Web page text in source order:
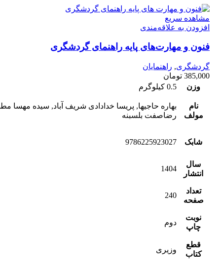
مشاهده سریع
افزودن به علاقه‌مندی
فنون و مهارت‌های پایه راهنمای گردشگری
گردشگری, راهنمایان
385,000 تومان
وزن
0.5 کیلوگرم
نام
مولف
بهاره حاجیها, پریسا خدادادی شریف آباد, سیده مهسا
رضاصفت بلسبنه
شابک 9786225923027
سال
انتشار
1404
تعداد
صفحه
240
نوبت
چاپ
دوم
قطع
کتاب
وزیری